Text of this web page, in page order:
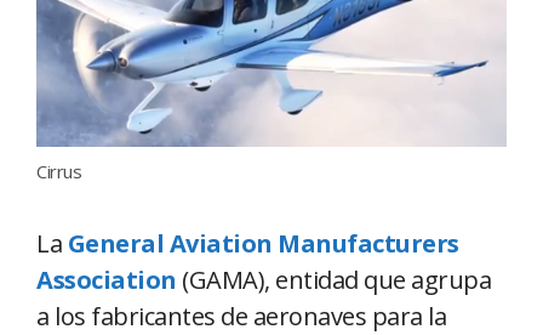
Cirrus
La General Aviation Manufacturers
Association (GAMA), entidad que agrupa
a los fabricantes de aeronaves para la